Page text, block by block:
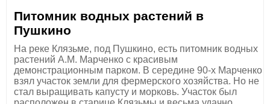
Питомник водных растений в
Пушкино
На реке Клязьме, под Пушкино, есть питомник водных
растений А.М. Марченко с красивым
демонстрационным парком. В середине 90-х Марченко
взял участок земли для фермерского хозяйства. Но не
стал выращивать капусту и морковь. Участок был